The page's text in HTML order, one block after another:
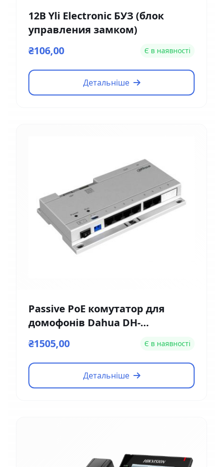
12В Yli Electronic БУЗ (блок
управления замком)
₴106,00
Є в наявності
Детальніше
Passive PoE комутатор для
домофонів Dahua DH-
VTNS1060A
₴1505,00 Є в наявності
Детальніше